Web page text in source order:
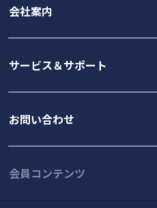
会社案内
サービス＆サポート
お問い合わせ
会員コンテンツ